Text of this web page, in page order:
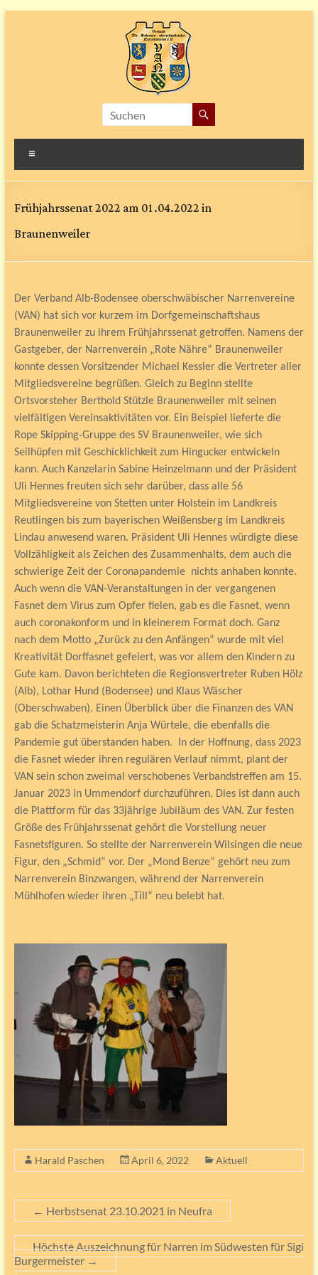
Verband
Alb-
Narrenvereine
Frühjahrssenat 2022 am 01.04.2022 in
Braunenweiler
Der Verband Alb-Bodensee oberschwäbischer Narrenvereine
(VAN) hat sich vor kurzem im Dorfgemeinschaftshaus
Braunenweiler zu ihrem Frühjahrssenat getroffen. Namens der
Gastgeber, der Narrenverein „Rote Nähre“ Braunenweiler
konnte dessen Vorsitzender Michael Kessler die Vertreter aller
Mitgliedsvereine begrüßen. Gleich zu Beginn stellte
Ortsvorsteher Berthold Stützle Braunenweiler mit seinen
vielfältigen Vereinsaktivitäten vor. Ein Beispiel lieferte die
Rope Skipping-Gruppe des SV Braunenweiler, wie sich
Seilhüpfen mit Geschicklichkeit zum Hingucker entwickeln
kann. Auch Kanzelarin Sabine Heinzelmann und der Präsident
Uli Hennes freuten sich sehr darüber, dass alle 56
Mitgliedsvereine von Stetten unter Holstein im Landkreis
Reutlingen bis zum bayerischen Weißensberg im Landkreis
Lindau anwesend waren. Präsident Uli Hennes würdigte diese
Vollzähligkeit als Zeichen des Zusammenhalts, dem auch die
schwierige Zeit der Coronapandemie nichts anhaben konnte.
Auch wenn die VAN-Veranstaltungen in der vergangenen
Fasnet dem Virus zum Opfer fielen, gab es die Fasnet, wenn
auch coronakonform und in kleinerem Format doch. Ganz
nach dem Motto „Zurück zu den Anfängen“ wurde mit viel
Kreativität Dorffasnet gefeiert, was vor allem den Kindern zu
Gute kam. Davon berichteten die Regionsvertreter Ruben Hölz
(Alb), Lothar Hund (Bodensee) und Klaus Wäscher
(Oberschwaben). Einen Überblick über die Finanzen des VAN
gab die Schatzmeisterin Anja Würtele, die ebenfalls die
Pandemie gut überstanden haben. In der Hoffnung, dass 2023
die Fasnet wieder ihren regulären Verlauf nimmt, plant der
VAN sein schon zweimal verschobenes Verbandstreffen am 15.
Januar 2023 in Ummendorf durchzuführen. Dies ist dann auch
die Plattform für das 33jährige Jubiläum des VAN. Zur festen
Größe des Frühjahrssenat gehört die Vorstellung neuer
Fasnetsfiguren. So stellte der Narrenverein Wilsingen die neue
Figur, den „Schmid“ vor. Der „Mond Benze“ gehört neu zum
Narrenverein Binzwangen, während der Narrenverein
Mühlhofen wieder ihren „Till“ neu belebt hat.
Harald Paschen April 6, 2022 Aktuell
← Herbstsenat 23.10.2021 in Neufra
Höchste Auszeichnung für Narren im Südwesten für Sigi
Burgermeister→